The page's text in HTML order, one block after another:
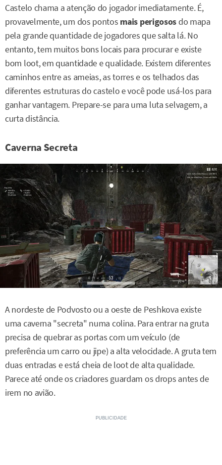
Castelo chama a atenção do jogador imediatamente. É,
provavelmente, um dos pontos mais perigososdo mapa
pela grande quantidade de jogadores que salta lá. No
entanto, tem muitos bons locais para procurar e existe
bom loot, em quantidade e qualidade. Existem diferentes
caminhos entre as ameias, as torres e os telhados das
diferentes estruturas do castelo e você pode usá-los para
ganhar vantagem. Prepare-se para uma luta selvagem, a
curta distância.
Caverna Secreta
A nordeste de Podvosto ou a oeste de Peshkova existe
uma caverna "secreta" numa colina. Para entrar na gruta
precisa de quebrar as portas com um veículo (de
preferência um carro ou jipe) a alta velocidade. A gruta tem
duas entradas e está cheia de loot de alta qualidade.
Parece até onde os criadores guardam os drops antes de
irem no avião.